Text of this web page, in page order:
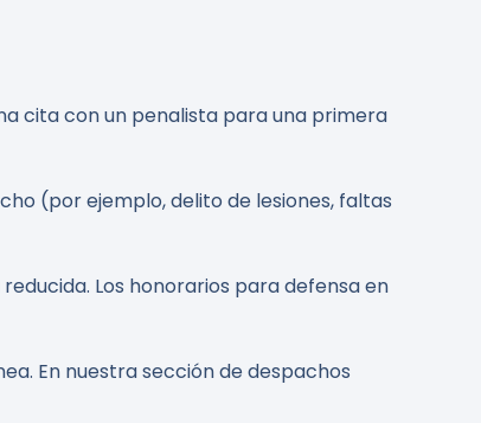
cita con un penalista para una primera
(por ejemplo, delito de lesiones, faltas
Los honorarios para defensa en
En nuestra sección de despachos